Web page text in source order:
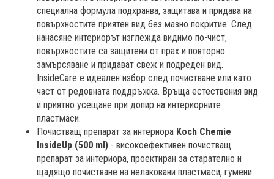
специална формула подхранва, защитава и придава на
повърхностите приятен вид без мазно покритие. След
нанасяне интериорът изглежда видимо по-чист,
повърхностите са защитени от прах и повторно
замърсяване и придават свеж и подреден вид.
InsideCare е идеален избор след почистване или като
част от редовната поддръжка. Връща естествения вид
и приятно усещане при допир на интериорните
пластмаси.
Почистващ препарат за интериора Koch Chemie
InsideUp (500 ml) - високоефективен почистващ
препарат за интериора, проектиран за старателно и
щадящо почистване на нелаковани пластмаси, гумени